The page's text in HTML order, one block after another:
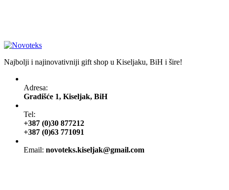
Najbolji i najinovativniji gift shop u Kiseljaku, BiH i šire!
Adresa:
Gradišće 1, Kiseljak, BiH
Tel:
+387 (0)30 877212
+387 (0)63 771091
Email: novoteks.kiseljak@gmail.com